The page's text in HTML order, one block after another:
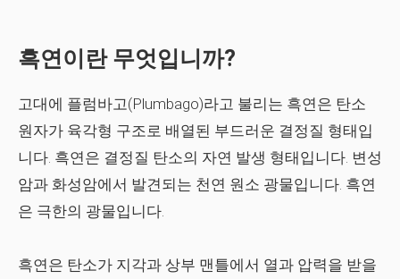
흑연이란 무엇입니까?
고대에 플럼바고(Plumbago)라고 불리는 흑연은 탄소
원자가 육각형 구조로 배열된 부드러운 결정질 형태입
니다. 흑연은 결정질 탄소의 자연 발생 형태입니다. 변성
암과 화성암에서 발견되는 천연 원소 광물입니다. 흑연
은 극한의 광물입니다.
흑연은 탄소가 지각과 상부 맨틀에서 열과 압력을 받을